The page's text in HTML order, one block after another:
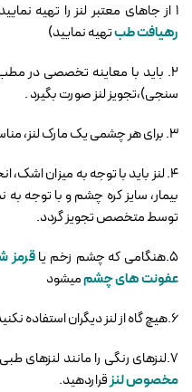
1 از جاهای معتبر لنز را تهیه نمایید.(شما میتوانید
رهیافت طبتهیه نمایید)
2. باید با معاینه تخصصی در
سنجی)،تجویز لنز صورت بگیرد .
3. برای هر چشمی یک مارک لنز، مناسب است.
4. لنز باید با توجه به میزان
بیمار، سایز کره چشم و با توجه
توسط متخصص تجویز گردد.
5.هنگامی که چشم زخم یا
قرمز
عفونت های چشممیشود
6.هیچ گاه از لنز دیگران استفاده نکنید و یا لنز خود را قرض ندهید.
7.لنزهای رنگی را مانند لنزهای طبی تمیز و ضدعفونی کنید در
مخصوص لنزقراردهید.